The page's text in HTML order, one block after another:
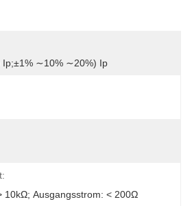
∼10% ∼20%) Ip
10kΩ; Ausgangsstrom: < 200Ω